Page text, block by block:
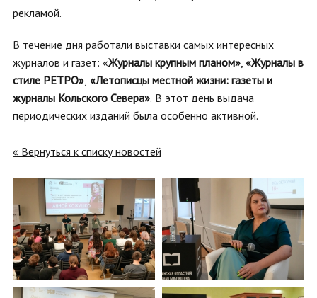
рекламой.
В течение дня работали выставки самых интересных
журналов и газет: «Журналы крупным планом», «Журналы в
стиле РЕТРО», «Летописцы местной жизни: газеты и
журналы Кольского Севера». В этот день выдача
периодических изданий была особенно активной.
« Вернуться к списку новостей